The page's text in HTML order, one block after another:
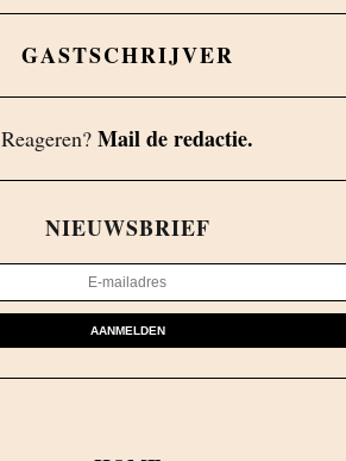
GASTSCHRIJVER
Reageren? Mail de redactie.
NIEUWSBRIEF
AANMELDEN